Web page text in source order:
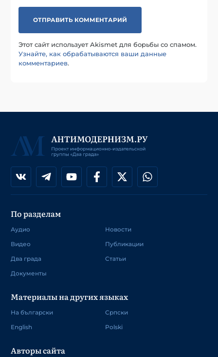
Этот сайт использует Akismet для борьбы со спамом.
Узнайте, как обрабатываются ваши данные
комментариев.
По разделам
Аудио
Видео
Два града
Документы
Новости
Публикации
Статьи
Материалы на других языках
На български
English
Српски
Polski
Авторы сайта